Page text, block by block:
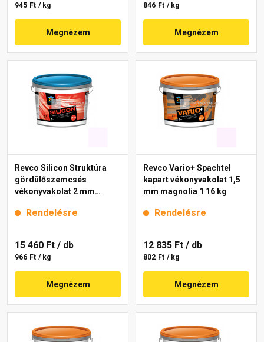
945 Ft / kg
Megnézem
846 Ft / kg
Megnézem
Revco Silicon Struktúra
gördülőszemcsés
vékonyvakolat 2 mm
Rendelésre
15 460 Ft / db
966 Ft / kg
Megnézem
Revco Vario+ Spachtel
kapart vékonyvakolat 1,5
mm magnolia 1 16 kg
Rendelésre
12 835 Ft / db
802 Ft / kg
Megnézem